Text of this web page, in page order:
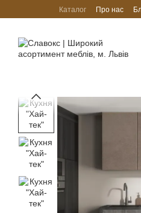
Перейти до основного контенту
Каталог Про нас